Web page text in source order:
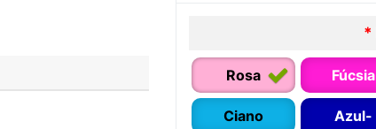
*
Rosa Fúcsia
Ciano
Azul-